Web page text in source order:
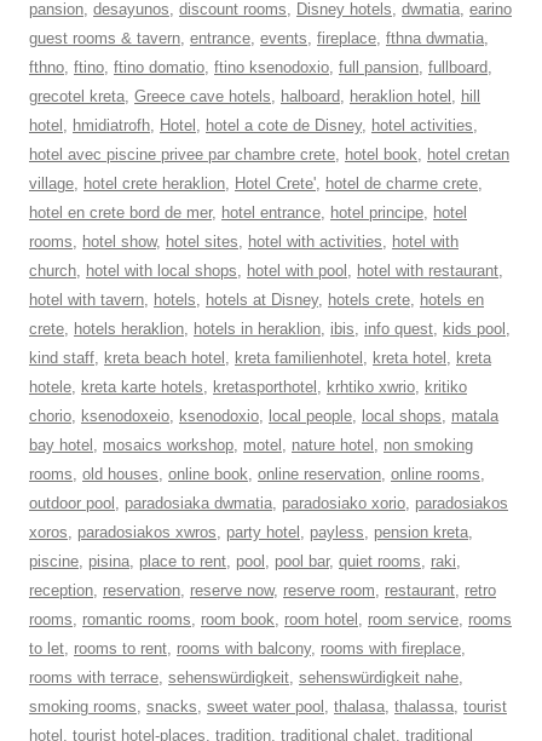
pansion, desayunos, discount rooms, Disney hotels, dwmatia, earino
guest rooms & tavern, entrance, events, fireplace, fthna dwmatia,
fthno, ftino, ftino domatio, ftino ksenodoxio, full pansion, fullboard,
grecotel kreta, Greece cave hotels, halboard, heraklion hotel , hill
hotel , hmidiatrofh, Hotel , hotel a cote de Disney, hotel activities,
hotel avec piscine privee par chambre crete, hotel book, hotel cretan
village, hotel crete heraklion, Hotel Crete', hotel de charme crete,
hotel en crete bord de mer, hotel entrance, hotel principe, hotel
rooms, hotel show, hotel sites, hotel with activities, hotel with
church, hotel with local shops, hotel with pool , hotel with restaurant,
hotel with tavern, hotels, hotels at Disney, hotels crete, hotels en
crete, hotels heraklion, hotels in heraklion, ibis, info quest, kids pool ,
kind staff, kreta beach hotel , kreta familienhotel , kreta hotel , kreta
hotele, kreta karte hotels, kretasporthotel , krhtiko xwrio, kritiko
chorio, ksenodoxeio, ksenodoxio, local people, local shops, matala
bay hotel , mosaics workshop, motel , nature hotel , non smoking
rooms, old houses, online book, online reservation, online rooms,
outdoor pool , paradosiaka dwmatia, paradosiako xorio, paradosiakos
xoros, paradosiakos xwros, party hotel , payless, pension kreta,
piscine, pisina, place to rent, pool , pool bar, quiet rooms, raki,
reception, reservation, reserve now, reserve room, restaurant, retro
rooms, romantic rooms, room book, room hotel , room service, rooms
to let, rooms to rent, rooms with balcony, rooms with fireplace,
rooms with terrace, sehenswürdigkeit, sehenswürdigkeit nahe,
smoking rooms, snacks, sweet water pool , thalasa, thalassa, tourist
hotel , tourist hotel-places, tradition, traditional chalet, traditional